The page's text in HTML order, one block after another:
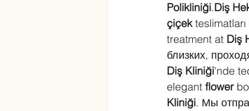
Polikliniği.Diş
çiçek
treatment at Diş
близких,
Diş Kliniği'nde
elegant flower
Kliniği. Мы